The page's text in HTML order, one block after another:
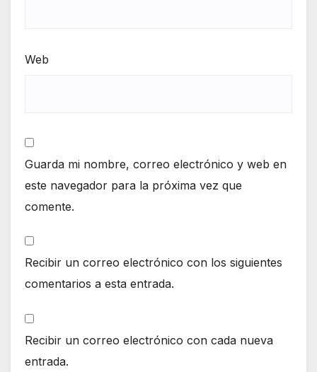
Web
Guarda mi nombre, correo electrónico y web en
este navegador para la próxima vez que
comente.
Recibir un correo electrónico con los siguientes
comentarios a esta entrada.
Recibir un correo electrónico con cada nueva
entrada.